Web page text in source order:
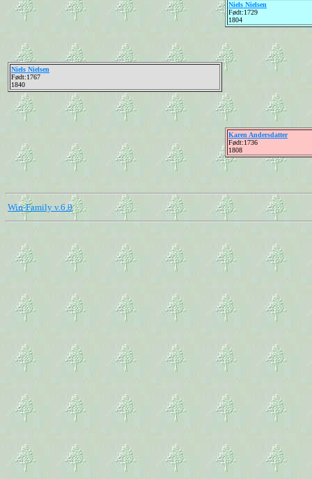
Niels Nielsen
Født:1767
1840
Niels Nielsen
Født:1729
1804
Karen Andersdatter
Født:1736
1808
Win-Family v.6.0